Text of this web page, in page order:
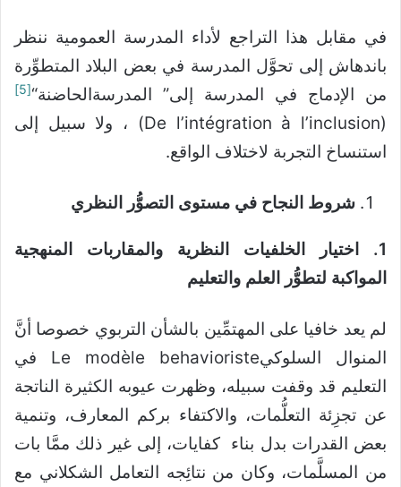
في مقابل هذا التراجع لأداء المدرسة العمومية ننظر
باندهاش إلى تحوَّل المدرسة في بعض البلاد المتطوِّرة
من الإدماج في المدرسة إلى” المدرسةالحاضنة“[5]
(De l’intégration à l’inclusion) ، ولا سبيل إلى
استنساخ التجربة لاختلاف الواقع.
شروط النجاح في مستوى التصوُّر النظري
1. اختيار الخلفيات النظرية والمقاربات المنهجية
المواكبة لتطوُّر العلم والتعليم
لم يعد خافيا على المهتمِّين بالشأن التربوي خصوصا أنَّ
المنوال السلوكيLe modèle behavioriste في
التعليم قد وقفت سبيله، وظهرت عيوبه الكثيرة الناتجة
عن تجزِئة التعلُّمات، والاكتفاء بركم المعارف، وتنمية
بعض القدرات بدل بناء كفايات، إلى غير ذلك ممَّا بات
من المسلَّمات، وكان من نتائِجه التعامل الشكلاني مع